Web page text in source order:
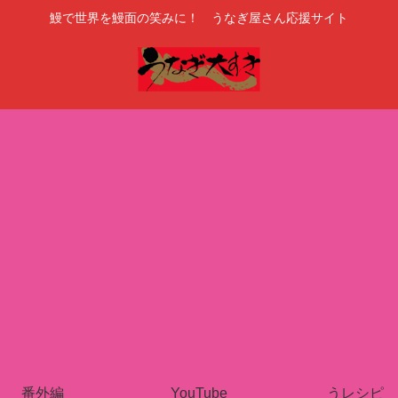
鰻で世界を鰻面の笑みに！ うなぎ屋さん応援サイト
番外編 YouTube うレシピ